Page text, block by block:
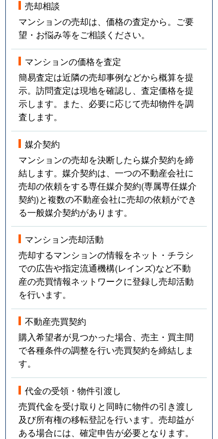
売却相談
マンションの売却は、価格の査定から。ご要
望・お悩み等をご相談ください。
マンションの価格を査定
簡易査定は近隣の売却事例などから概算を提
示。訪問査定は現地を確認し、査定価格を提
示します。また、必要に応じて売却物件を調
査します。
媒介契約
マンションの売却を決断したら媒介契約を締
結します。媒介契約は、一つの不動産会社に
売却の依頼をする専任媒介契約(専属専任媒介
契約)と複数の不動産会社に売却の依頼ができ
る一般媒介契約があります。
マンション売却活動
売却するマンションの情報をネット・チラシ
での広告や指定流通機構(レインズ)など不動
産の売買情報ネットワークに登録し売却活動
を行います。
不動産売買契約
購入希望者が見つかった場合、売主・買主間
で各種条件の調整を行い売買契約を締結しま
す。
代金の受領・物件引渡し
売買代金を受け取りと同時に物件の引き渡し
及び所有権の移転登記を行います。売却益が
ある場合には、確定申告が必要となります。